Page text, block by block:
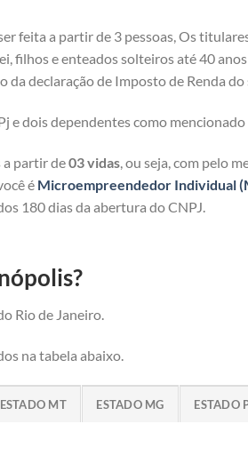
feita a partir de 3 pessoas, Os
filhos e enteados solteiros até 40
declaração de Imposto de Renda
e dois dependentes como mencionado
a partir de03 vidas , ou seja, com pelo
é Microempreendedor Individual
180 dias da abertura do CNPJ.
Rio de Janeiro.
na tabela abaixo.
ESTADO MT ESTADO MG ESTADO